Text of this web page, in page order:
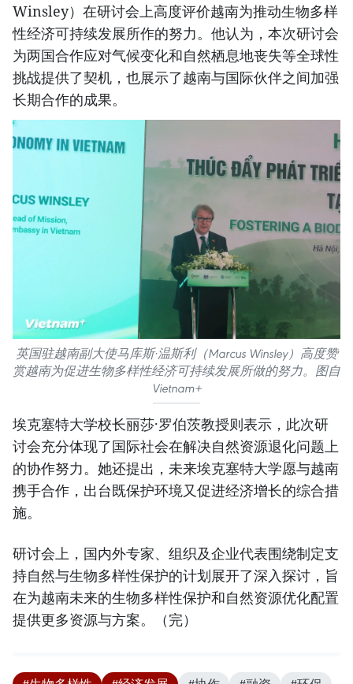
Winsley）在研讨会上高度评价越南为推动生物多样
性经济可持续发展所作的努力。他认为，本次研讨会
为两国合作应对气候变化和自然栖息地丧失等全球性
挑战提供了契机，也展示了越南与国际伙伴之间加强
长期合作的成果。
英国驻越南副大使马库斯·温斯利（Marcus Winsley）高度赞
赏越南为促进生物多样性经济可持续发展所做的努力。图自
Vietnam+
埃克塞特大学校长丽莎·罗伯茨教授则表示，此次研
讨会充分体现了国际社会在解决自然资源退化问题上
的协作努力。她还提出，未来埃克塞特大学愿与越南
携手合作，出台既保护环境又促进经济增长的综合措
施。
研讨会上，国内外专家、组织及企业代表围绕制定支
持自然与生物多样性保护的计划展开了深入探讨，旨
在为越南未来的生物多样性保护和自然资源优化配置
提供更多资源与方案。（完）